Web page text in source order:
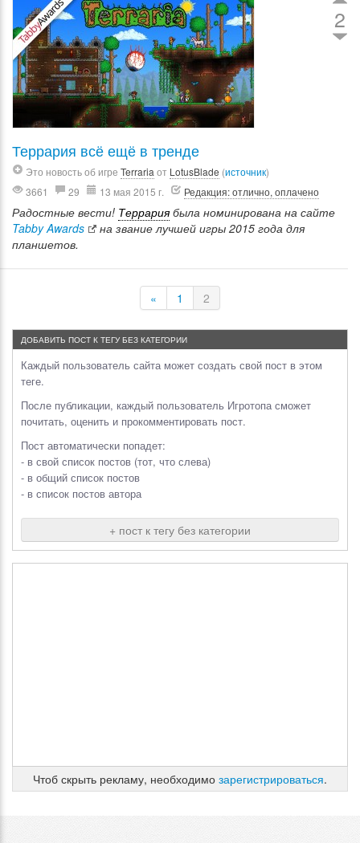
2
Террария всё ещё в тренде
Это новость об игре Terraria от LotusBlade (источник)
3661
29 13 мая 2015 г. Редакция: отлично, оплачено
Радостные вести! Террариябыла номинирована на сайте
Tabby Awards
на звание лучшей игры 2015 года для
планшетов.
« 1 2
ДОБАВИТЬ ПОСТ К ТЕГУ БЕЗ КАТЕГОРИИ
Каждый пользователь сайта может создать свой пост в этом
теге.
После публикации, каждый пользователь Игротопа сможет
почитать, оценить и прокомментировать пост.
Пост автоматически попадет:
- в свой список постов (тот, что слева)
- в общий список постов
- в список постов автора
+ пост к тегу без категории
Чтоб скрыть рекламу, необходимо зарегистрироваться.